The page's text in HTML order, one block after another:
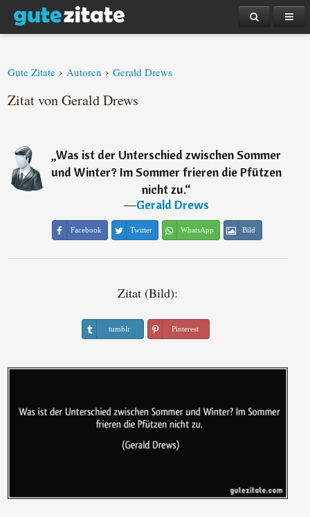
Gute Zitate › Autoren › Gerald Drews
Zitat von Gerald Drews
„Was ist der Unterschied zwischen Sommer
und Winter? Im Sommer frieren die Pfützen
nicht zu.“
―Gerald Drews
Facebook Twitter WhatsApp Bild
Zitat (Bild):
tumblr Pinterest